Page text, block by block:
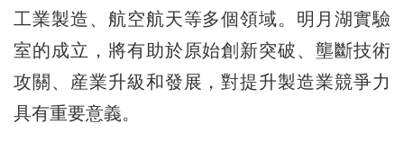
工業製造、航空航天等多個領域。明月湖實驗
室的成立，將有助於原始創新突破、壟斷技術
攻關、産業升級和發展，對提升製造業競爭力
具有重要意義。